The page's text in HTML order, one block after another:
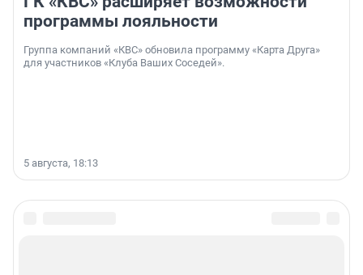
программы лояльности
Группа компаний «КВС» обновила программу «Карта Друга»
для участников «Клуба Ваших Соседей».
5 августа, 18:13